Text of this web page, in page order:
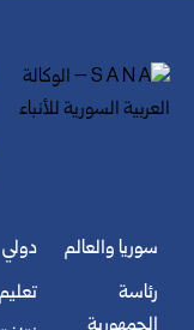
سوريا والعالم
رئاسة
دولي
تعليم